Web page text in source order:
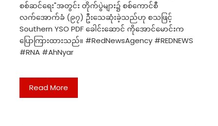
စစ်ဆင်ရေး"အတွင်း တိုက်ပွဲများ၌ စစ်ကောင်စီ
လက်အောက်ခံ (၉၇) ဦးသေဆုံးခဲ့သည်ဟု စသဖြင့်
Southern YSO PDF ခေါင်းဆောင် ကိုအောင်မောင်းက
ပြောကြားထားသည်။ #RedNewsAgency #REDNEWS
#RNA #AhNyar
Read More